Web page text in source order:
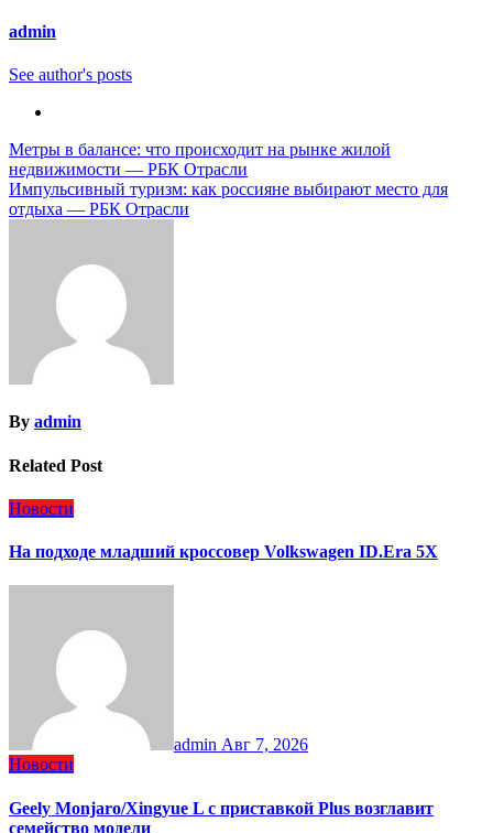
admin
See author's posts
Навигация
по
записям
Метры в балансе: что происходит на рынке жилой
недвижимости — РБК Отрасли
Импульсивный туризм: как россияне выбирают место для
отдыха — РБК Отрасли
By admin
Related Post
Новости
На подходе младший кроссовер Volkswagen ID.Era 5X
admin Авг 7, 2026
Новости
Geely Monjaro/Xingyue L с приставкой Plus возглавит
семейство модели